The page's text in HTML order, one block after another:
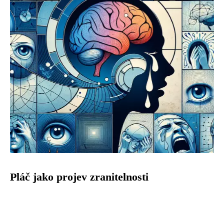
Pláč jako projev zranitelnosti